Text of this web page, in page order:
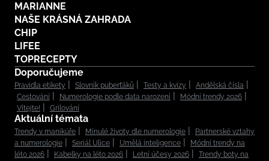
MARIANNE
NAŠE KRÁSNÁ ZAHRADA
CHIP
LIFEE
TOPRECEPTY
Doporučujeme
Pravidla etikety Slovník puberťáků Testy a kvízy
Andělská čísla
Cestování
Numerologie podle data narození
Módní trendy 2026
Vítejte!
Grilování
Aktuální témata
Trendy v manikúře Minulé životy dle numerologie
Partnerské vztahy
a numerologie
Seriál Ulice Umělá inteligence
Módní trendy na
léto 2026
Kabelky na léto 2026 Letní účesy 2026
Trendy boty na